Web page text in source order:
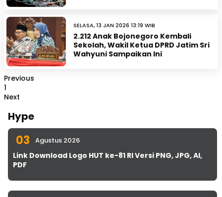
SELASA, 13 JAN 2026 13:19 WIB
2.212 Anak Bojonegoro Kembali
Sekolah, Wakil Ketua DPRD Jatim Sri
Wahyuni Sampaikan Ini
Previous
1
Next
Hype
03 Agustus 2026
Link Download Logo HUT ke-81 RI Versi PNG, JPG, AI,
PDF